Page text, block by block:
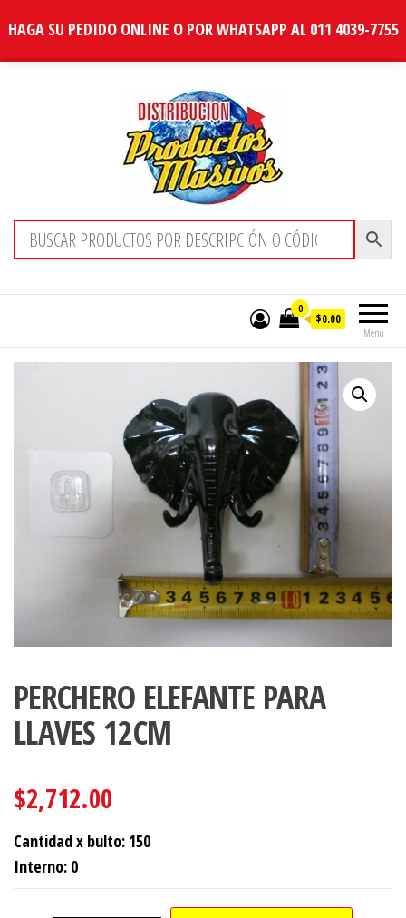
HAGA SU PEDIDO ONLINE O POR WHATSAPP AL 011 4039-7755
Distribucion Masiva
Menú
0
$0.00
PERCHERO ELEFANTE PARA
LLAVES 12CM
$2,712.00
Cantidad x bulto: 150
Interno: 0